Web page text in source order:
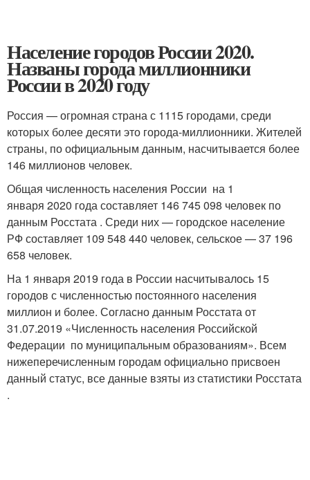
Население городов России 2020.
Названы города миллионники
России в 2020 году
Россия — огромная страна с 1115 городами, среди
которых более десяти это города-миллионники. Жителей
страны, по официальным данным, насчитывается более
146 миллионов человек.
Общая численность населения России на 1
января 2020 года составляет 146 745 098 человек по
данным Росстата . Среди них — городское население
РФ составляет 109 548 440 человек, сельское — 37 196
658 человек.
На 1 января 2019 года в России насчитывалось 15
городов с численностью постоянного населения
миллион и более. Согласно данным Росстата от
31.07.2019 «Численность населения Российской
Федерации по муниципальным образованиям». Всем
нижеперечисленным городам официально присвоен
данный статус, все данные взяты из статистики Росстата
.